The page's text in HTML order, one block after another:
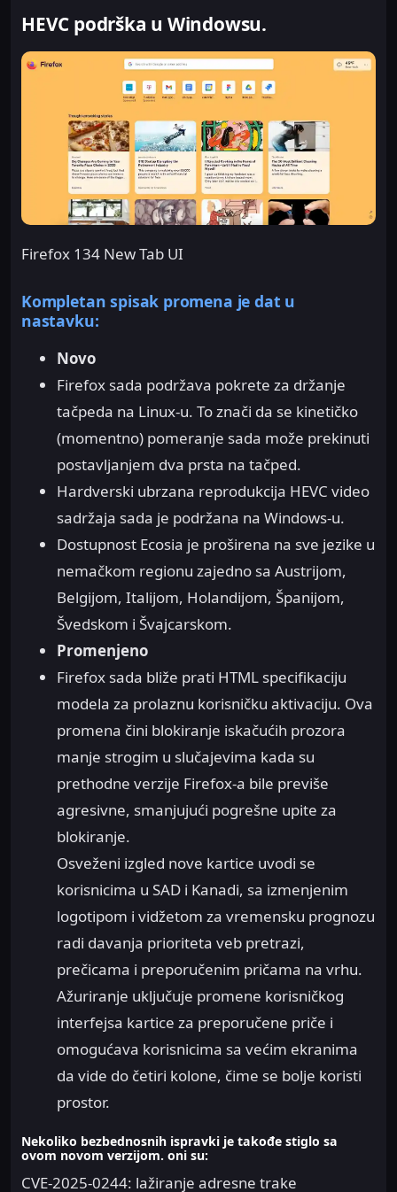
HEVC podrška u Windowsu.
Firefox 134 New Tab UI
Kompletan spisak promena je dat u
nastavku:
Novo
Firefox sada podržava pokrete za držanje
tačpeda na Linux-u. To znači da se kinetičko
(momentno) pomeranje sada može prekinuti
postavljanjem dva prsta na tačped.
Hardverski ubrzana reprodukcija HEVC video
sadržaja sada je podržana na Windows-u.
Dostupnost Ecosia je proširena na sve jezike u
nemačkom regionu zajedno sa Austrijom,
Belgijom, Italijom, Holandijom, Španijom,
Švedskom i Švajcarskom.
Promenjeno
Firefox sada bliže prati HTML specifikaciju
modela za prolaznu korisničku aktivaciju. Ova
promena čini blokiranje iskačućih prozora
manje strogim u slučajevima kada su
prethodne verzije Firefox-a bile previše
agresivne, smanjujući pogrešne upite za
blokiranje.
Osveženi izgled nove kartice uvodi se
korisnicima u SAD i Kanadi, sa izmenjenim
logotipom i vidžetom za vremensku prognozu
radi davanja prioriteta veb pretrazi,
prečicama i preporučenim pričama na vrhu.
Ažuriranje uključuje promene korisničkog
interfejsa kartice za preporučene priče i
omogućava korisnicima sa većim ekranima
da vide do četiri kolone, čime se bolje koristi
prostor.
Nekoliko bezbednosnih ispravki je takođe stiglo sa
ovom novom verzijom. oni su:
CVE-2025-0244: lažiranje adresne trake